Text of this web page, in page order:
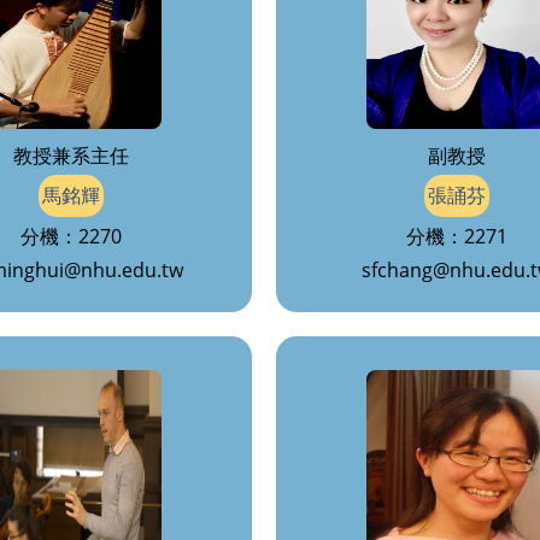
教授兼系主任
馬銘輝
分機：2270
副教授
張誦芬
分機：2271